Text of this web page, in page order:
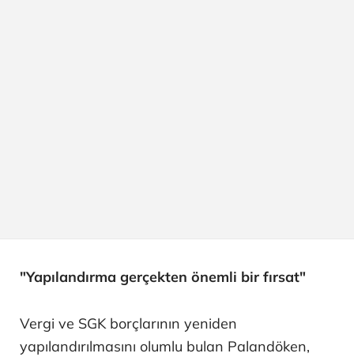
"Yapılandırma gerçekten önemli bir fırsat"
Vergi ve SGK borçlarının yeniden
yapılandırılmasını olumlu bulan Palandöken,